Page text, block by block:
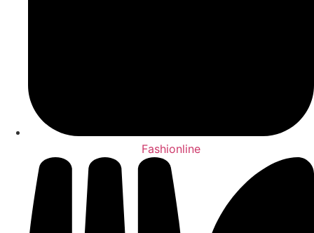
Fashionline